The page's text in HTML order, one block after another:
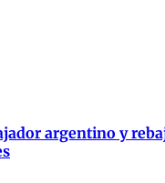
argentino y